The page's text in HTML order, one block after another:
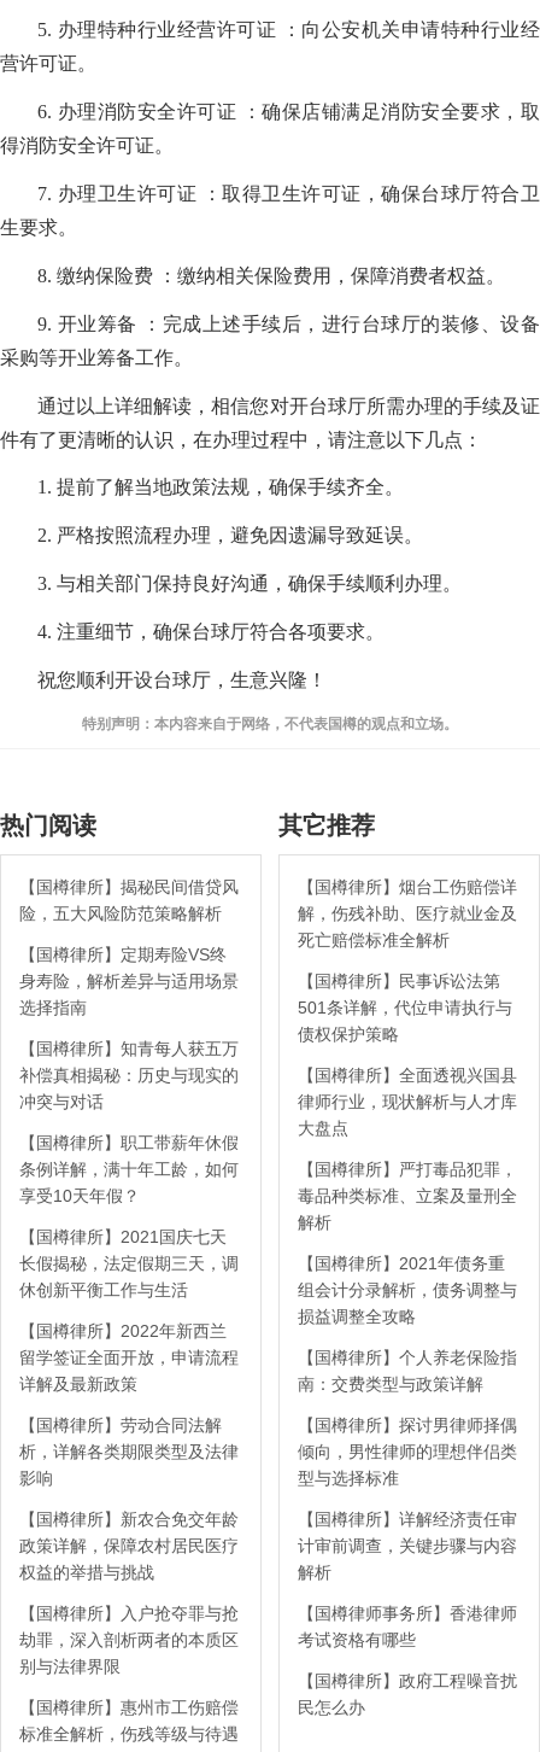
5. 办理特种行业经营许可证 ：向公安机关申请特种行业经
营许可证。
6. 办理消防安全许可证 ：确保店铺满足消防安全要求，取
得消防安全许可证。
7. 办理卫生许可证 ：取得卫生许可证，确保台球厅符合卫
生要求。
8. 缴纳保险费 ：缴纳相关保险费用，保障消费者权益。
9. 开业筹备 ：完成上述手续后，进行台球厅的装修、设备
采购等开业筹备工作。
通过以上详细解读，相信您对开台球厅所需办理的手续及证
件有了更清晰的认识，在办理过程中，请注意以下几点：
1. 提前了解当地政策法规，确保手续齐全。
2. 严格按照流程办理，避免因遗漏导致延误。
3. 与相关部门保持良好沟通，确保手续顺利办理。
4. 注重细节，确保台球厅符合各项要求。
祝您顺利开设台球厅，生意兴隆！
特别声明：本内容来自于网络，不代表国樽的观点和立场。
热门阅读
【国樽律所】揭秘民间借贷风
险，五大风险防范策略解析
【国樽律所】定期寿险VS终
身寿险，解析差异与适用场景
选择指南
【国樽律所】知青每人获五万
补偿真相揭秘：历史与现实的
冲突与对话
【国樽律所】职工带薪年休假
条例详解，满十年工龄，如何
享受10天年假？
【国樽律所】2021国庆七天
长假揭秘，法定假期三天，调
休创新平衡工作与生活
【国樽律所】2022年新西兰
留学签证全面开放，申请流程
详解及最新政策
【国樽律所】劳动合同法解
析，详解各类期限类型及法律
影响
【国樽律所】新农合免交年龄
政策详解，保障农村居民医疗
权益的举措与挑战
【国樽律所】入户抢夺罪与抢
劫罪，深入剖析两者的本质区
别与法律界限
【国樽律所】惠州市工伤赔偿
标准全解析，伤残等级与待遇
其它推荐
【国樽律所】烟台工伤赔偿详
解，伤残补助、医疗就业金及
死亡赔偿标准全解析
【国樽律所】民事诉讼法第
501条详解，代位申请执行与
债权保护策略
【国樽律所】全面透视兴国县
律师行业，现状解析与人才库
大盘点
【国樽律所】严打毒品犯罪，
毒品种类标准、立案及量刑全
解析
【国樽律所】2021年债务重
组会计分录解析，债务调整与
损益调整全攻略
【国樽律所】个人养老保险指
南：交费类型与政策详解
【国樽律所】探讨男律师择偶
倾向，男性律师的理想伴侣类
型与选择标准
【国樽律所】详解经济责任审
计审前调查，关键步骤与内容
解析
【国樽律师事务所】香港律师
考试资格有哪些
【国樽律所】政府工程噪音扰
民怎么办